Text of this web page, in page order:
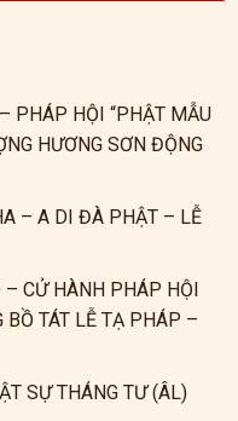
PHÁP HỘI “PHẬT MẪU
HƯƠNG SƠN ĐỘNG
– A DI ĐÀ PHẬT – LỄ
CỬ HÀNH PHÁP HỘI
BỒ TÁT LỄ TẠ PHÁP –
SỰ THÁNG TƯ (ÂL)